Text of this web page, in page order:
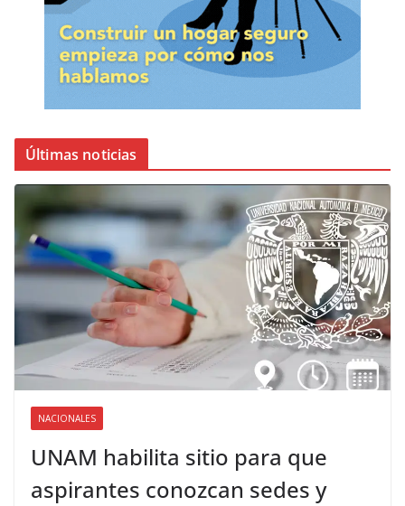
Últimas noticias
NACIONALES
UNAM habilita sitio para que
aspirantes conozcan sedes y